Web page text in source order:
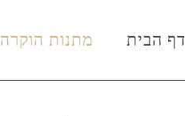
דף הבית מתנות הוקרה